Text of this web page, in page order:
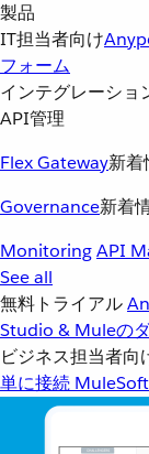
製品
IT担当者向け
フォーム
インテグレーショ
API管理
Flex Gateway新着
Governance新着
MonitoringAPI
See all
無料トライアル
Studio & Muleの
ビジネス担当者向
単に接続